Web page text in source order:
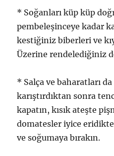
* Soğanları küp küp
pembeleşinceye kadar
kestiğiniz biberleri ve
Üzerine rendelediğiniz
* Salça ve baharatları
karıştırdıktan sonra
kapatın, kısık ateşte
domatesler iyice
ve soğumaya bırakın.